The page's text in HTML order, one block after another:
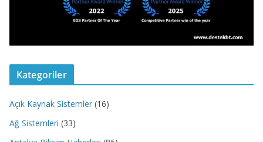
Kategoriler
Açık Kaynak Sistemler (16)
Ağ Sistemleri (33)